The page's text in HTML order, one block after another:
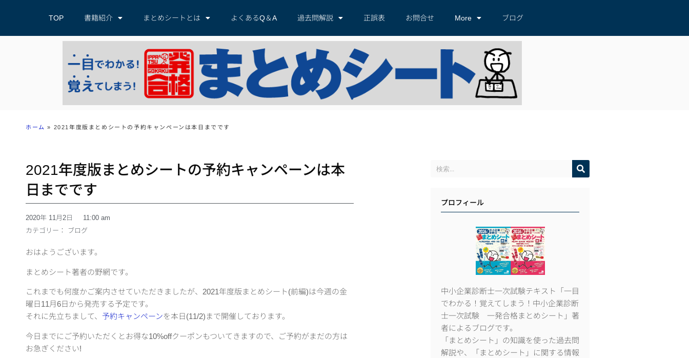
TOP 書籍紹介 まとめシートとは よくあるQ＆A 過去問解説 正誤表 お問合せ More ブログ
ホーム » 2021年度版まとめシートの予約キャンペーンは本日までです
2021年度版まとめシートの予約キャンペーンは本
日までです
2020年 11月2日
11:00 am
カテゴリー：
ブログ
おはようございます。
まとめシート著者の野網です。
これまでも何度かご案内させていただきましたが、2021年度版まとめシート(前編)は今週の金
曜日11月6日から発売する予定です。
それに先立ちまして、 予約キャンペーンを本日(11/2)まで開催しております。
今日までにご予約いただくとお得な10%offクーポンもついてきますので、ご予約がまだの方は
お急ぎください!
プロフィール
中小企業診断士一次試験テキスト「一目
でわかる！覚えてしまう！中小企業診断
士一次試験 一発合格まとめシート」著
者によるブログです。
「まとめシート」の知識を使った過去問
解説や、「まとめシート」に関する情報